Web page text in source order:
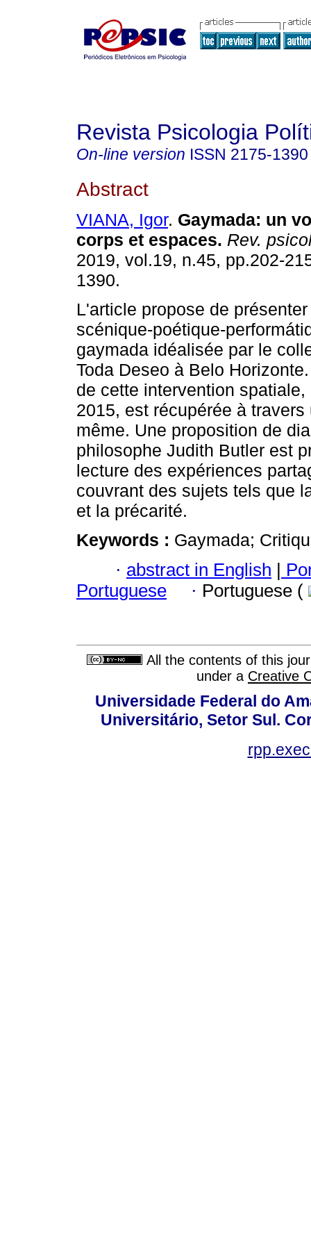
Revista Psicologia
On-line version ISSN 2175-1390
Abstract
VIANA, Igor. Gaymada: un
corps et espaces. Rev.
2019, vol.19, n.45, pp.202-
1390.
L'article propose de
scénique-poétique-
gaymada idéalisée par le
Toda Deseo à Belo
de cette intervention
2015, est récupérée à
même. Une proposition de
philosophe Judith Butler est
lecture des expériences
couvrant des sujets tels que
et la précarité.
Keywords : Gaymada;
· abstract in English |
Portuguese
· Portuguese (
All the contents of this
under a Creative
Universidade Federal do
Universitário, Setor Sul.